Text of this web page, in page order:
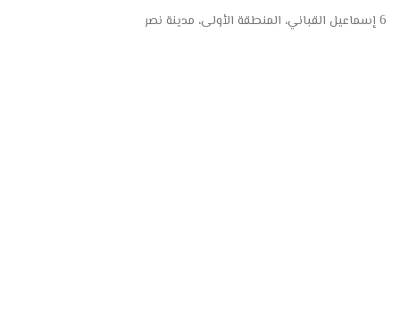
6 إسماعيل القباني، المنطقة الأولى، مدينة نصر